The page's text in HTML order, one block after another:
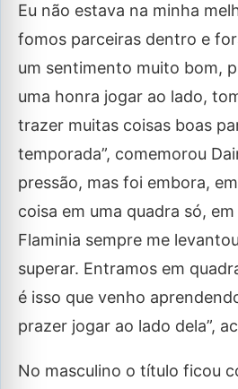
Eu não estava na minha
fomos parceiras dentro e
um sentimento muito bom,
uma honra jogar ao lado,
trazer muitas coisas boas
temporada”, comemorou
pressão, mas foi embora,
coisa em uma quadra só,
Flaminia sempre me
superar. Entramos em
é isso que venho
prazer jogar ao lado dela”,
No masculino o título ficou